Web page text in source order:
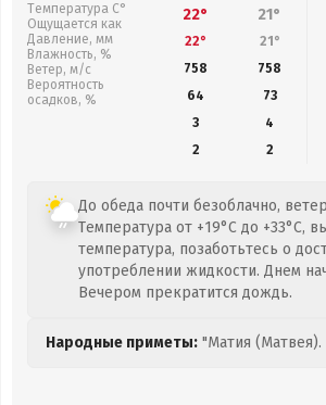
Температура С°
Ощущается как
Давление, мм
Влажность, %
Ветер, м/с
Вероятность
осадков, %
22° 21°
22° 21°
758
758
64
73
3
4
2
2
До обеда почти безоблачно,
Температура от +19°C до +33°C,
температура, позаботьтесь о
употреблении жидкости. Днем
Вечером прекратится дождь.
Народные приметы: "Матия (Матвея).